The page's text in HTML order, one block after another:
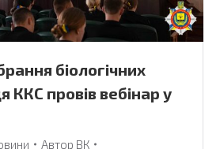
біологічних
ККС провів вебінар у
Автор ВК